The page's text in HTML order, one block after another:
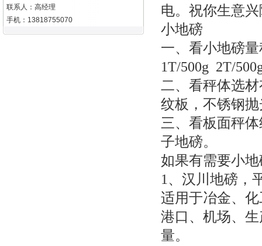
联系人：高经理
手机：13818755070
电。祝你生意
小地磅
一、看小地磅
1T/500g 2T/
二、看秤体选
纹板，不锈钢
三、看板面秤
子地磅。
如果有需要小
1 、汉川地磅，
适用于冶金、
港口、机场、
量。